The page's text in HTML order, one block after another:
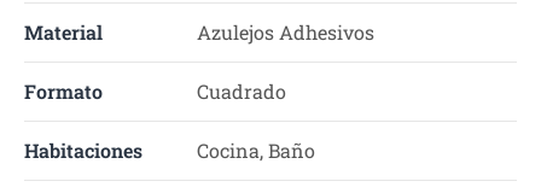
Material Azulejos Adhesivos
Formato Cuadrado
Habitaciones Cocina, Baño